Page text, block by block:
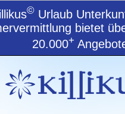
© Urlaub
bietet
20.000+